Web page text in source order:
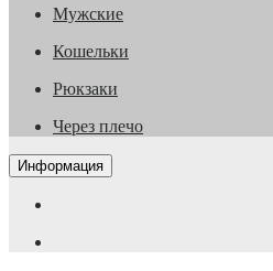
Мужские
Кошельки
Рюкзаки
Через плечо
Информация